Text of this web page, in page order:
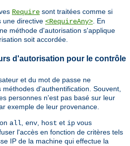
Require sont traitées comme si
une directive <RequireAny> . En
méthode d'autorisation s'applique
soit accordée.
d'autorisation pour le contrôle
et du mot de passe ne
d'authentification. Souvent,
personnes n'est pas basé sur leur
exemple de leur provenance.
all env host et ip vous
l'accès en fonction de critères tels
IP de la machine qui effectue la